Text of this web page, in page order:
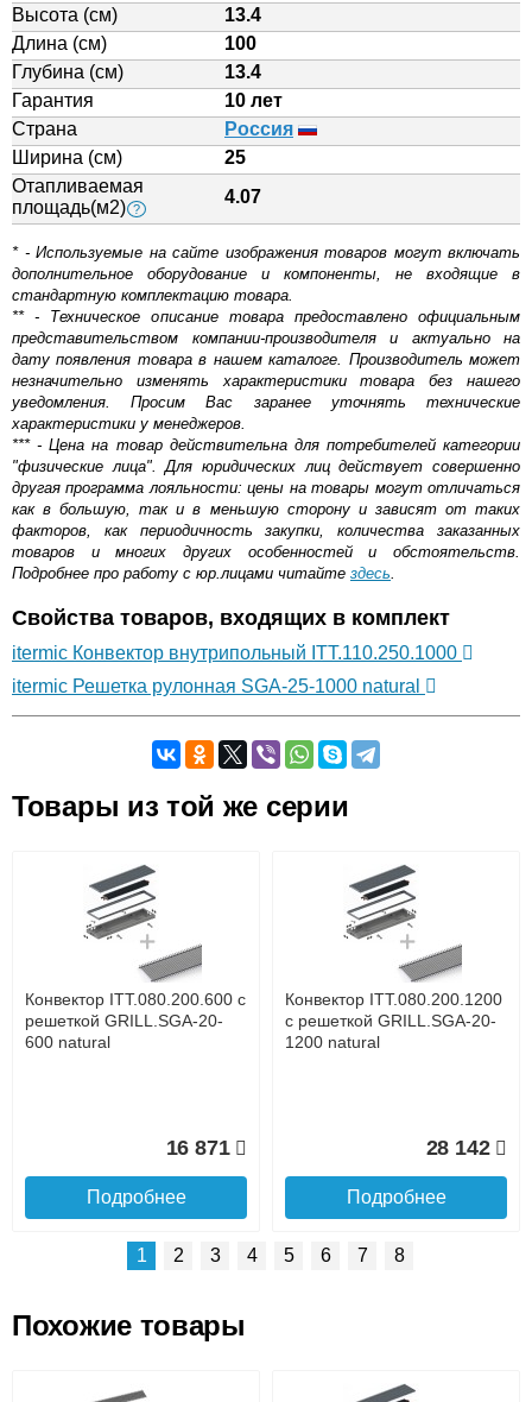
Высота (см)
13.4
Длина (см)
100
Глубина (см)
13.4
Гарантия
10 лет
Страна
Россия
Ширина (см)
25
Отапливаемая
площадь(м2) ?
4.07
* - Используемые на сайте изображения товаров могут включать
дополнительное оборудование и компоненты, не входящие в
стандартную комплектацию товара.
** - Техническое описание товара предоставлено официальным
представительством компании-производителя и актуально на
дату появления товара в нашем каталоге. Производитель может
незначительно изменять характеристики товара без нашего
уведомления. Просим Вас заранее уточнять технические
характеристики у менеджеров.
*** - Цена на товар действительна для потребителей категории
"физические лица". Для юридических лиц действует совершенно
другая программа лояльности: цены на товары могут отличаться
как в большую, так и в меньшую сторону и зависят от таких
факторов, как периодичность закупки, количества заказанных
товаров и многих других особенностей и обстоятельств.
Подробнее про работу с юр.лицами читайте здесь.
Свойства товаров, входящих в комплект
itermic Конвектор внутрипольный ITT.110.250.1000
itermic Решетка рулонная SGA-25-1000 natural
Оставьте отзыв
Доставка сантехники по Москве и Московской области
Наличный расчёт
Банковской картой на сайте в режиме реального
времени
Банковской картой при получении товара как при
доставке, так и самовывозом
Интернет-деньгами (Yandex-деньги, Web-money,
Qiwi-кошельки и другие).
Безналичный расчёт (возможно и с НДС)
Товары из той же серии
Конвектор ITT.080.200.600 с
решеткой GRILL.SGA-20-
600 natural
16 871
Подробнее
Конвектор ITT.080.200.1200
с решеткой GRILL.SGA-20-
1200 natural
28 142
Подробнее
Конвектор ITT.080.200.1300 Конвектор ITT.080.200.1000
1 2 3 4 5 6 7 8
Похожие товары